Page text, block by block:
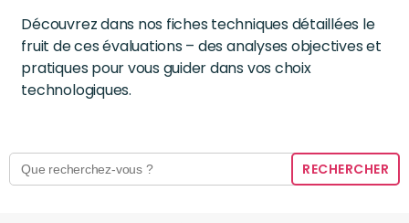
Découvrez dans nos fiches techniques détaillées le
fruit de ces évaluations – des analyses objectives et
pratiques pour vous guider dans vos choix
technologiques.
Search
for: